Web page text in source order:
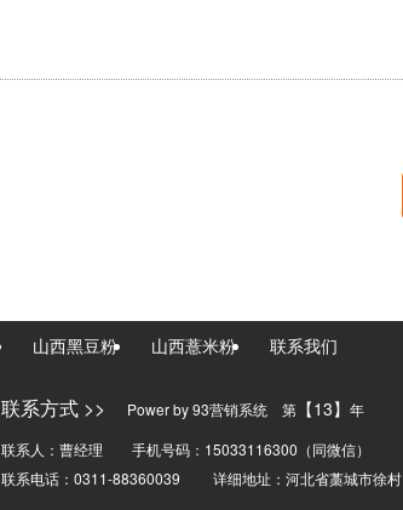
山西黑豆粉 山西薏米粉 联系我们
联系方式 >>
联系人：曹经理 手机号码：15033116300（同微信）
联系电话：0311-88360039 详细地址：河北省藁城市徐村
Power by 93营销系统 第 【13】 年